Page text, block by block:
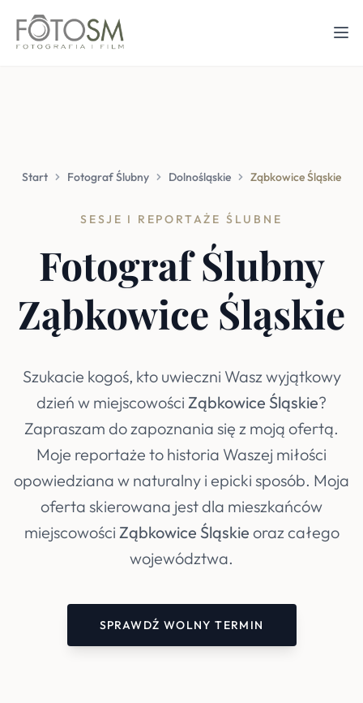
Start Fotograf Ślubny Dolnośląskie Ząbkowice Śląskie
SESJE I REPORTAŻE ŚLUBNE
Fotograf Ślubny
Ząbkowice Śląskie
Szukacie kogoś, kto uwieczni Wasz wyjątkowy
dzień w miejscowości Ząbkowice Śląskie?
Zapraszam do zapoznania się z moją ofertą.
Moje reportaże to historia Waszej miłości
opowiedziana w naturalny i epicki sposób. Moja
oferta skierowana jest dla mieszkańców
miejscowości Ząbkowice Śląskie oraz całego
województwa.
SPRAWDŹ WOLNY TERMIN